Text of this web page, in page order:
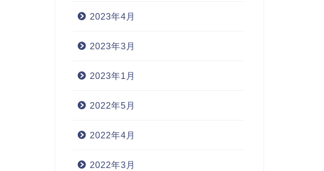
2023年4月
2023年3月
2023年1月
2022年5月
2022年4月
2022年3月